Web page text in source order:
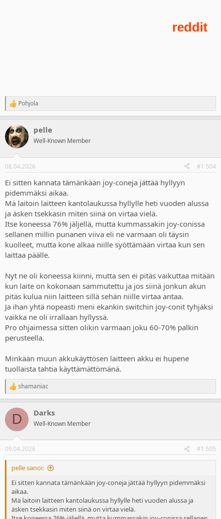
R
e
c
t
i
s
Pohjola
pelle
Well-Known Member
08.04.2026 #1 504
Ei sitten kannata tämänkään joy-coneja jättää hyllyyn
pidemmäksi aikaa.
Mä laitoin laitteen kantolaukussa hyllylle heti vuoden alussa
ja äsken tsekkasin miten siinä on virtaa vielä.
Itse koneessa 76% jäljellä, mutta kummassakin joy-conissa
sellanen millin punanen viiva eli ne varmaan oli täysin
kuolleet, mutta kone alkaa niille syöttämään virtaa kun sen
laittaa päälle.
Nyt ne oli koneessa kiinni, mutta sen ei pitäs vaikuttaa mitään
kun laite on kokonaan sammutettu ja jos siinä jonkun akun
pitäs kulua niin laitteen sillä sehän niille virtaa antaa.
Ja ihan yhtä nopeasti meni ekankin switchin joy-conit tyhjäksi
vaikka ne oli irrallaan hyllyssä.
Pro ohjaimessa sitten olikin varmaan joku 60-70% palkin
perusteella.
Minkään muun akkukäyttösen laitteen akku ei hupene
tuollaista tahtia käyttämättömänä.
R
e
c
i
s
:
shamaniac
D Darks
Well-Known Member
09.04.2026 #1 505
pelle sanoi:
Ei sitten kannata tämänkään joy-coneja jättää hyllyyn pidemmäksi
aikaa.
Mä laitoin laitteen kantolaukussa hyllylle heti vuoden alussa ja
äsken tsekkasin miten siinä on virtaa vielä.